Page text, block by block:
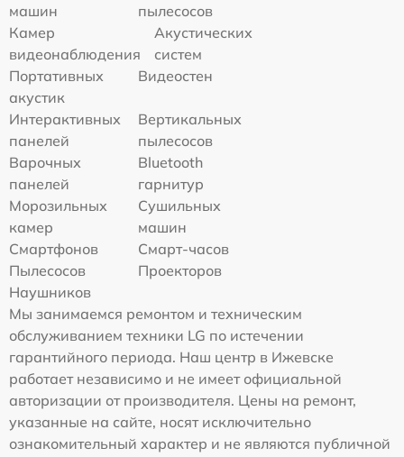
машин
пылесосов
Камер
видеонаблюдения
Акустических
систем
Портативных
акустик
Видеостен
Интерактивных
панелей
Вертикальных
пылесосов
Варочных
панелей
Bluetooth
гарнитур
Морозильных
камер
Сушильных
машин
Смартфонов
Смарт-часов
Пылесосов
Проекторов
Наушников
Мы занимаемся ремонтом и техническим
обслуживанием техники LG по истечении
гарантийного периода. Наш центр в Ижевске
работает независимо и не имеет официальной
авторизации от производителя. Цены на ремонт,
указанные на сайте, носят исключительно
ознакомительный характер и не являются публичной